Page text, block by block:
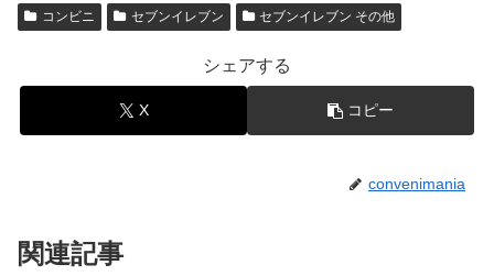
コンビニ セブンイレブン セブンイレブン その他
シェアする
X コピー
convenimania
関連記事